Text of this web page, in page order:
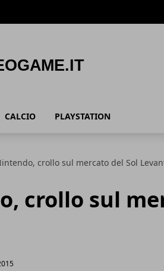
CALCIO PLAYSTATION
crollo sul mercato del Sol
crollo sul